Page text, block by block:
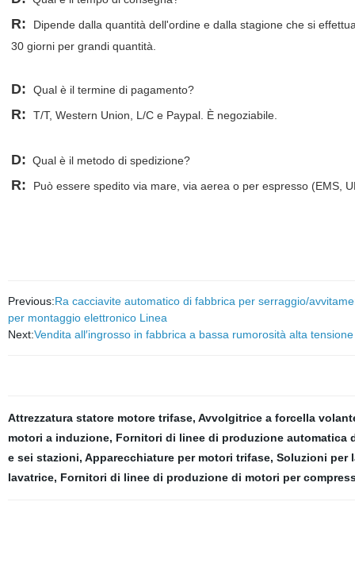
R:
Dipende dalla quantità dell'ordine e dalla stagione che si
30 giorni per grandi quantità.
D: Qual è il termine di pagamento?
R: T/T, Western Union, L/C e Paypal. È negoziabile.
D: Qual è il metodo di spedizione?
R: Può essere spedito via mare, via aerea o per espresso (EMS,
Previous:Ra cacciavite automatico di fabbrica per serraggio/
per montaggio elettronico Linea
Next:Vendita all′ingrosso in fabbrica a bassa rumorosità alta
Attrezzatura statore motore trifase, Avvolgitrice a forcella
motori a induzione, Fornitori di linee di produzione automatica
e sei stazioni, Apparecchiature per motori trifase, Soluzioni per
lavatrice, Fornitori di linee di produzione di motori per